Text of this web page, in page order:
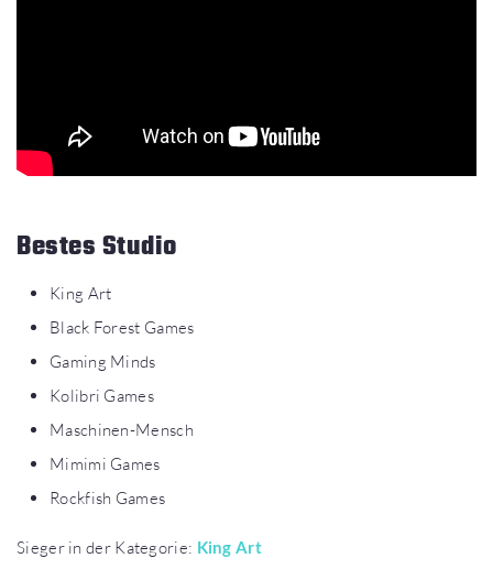
Bestes Studio
King Art
Black Forest Games
Gaming Minds
Kolibri Games
Maschinen-Mensch
Mimimi Games
Rockfish Games
Sieger in der Kategorie: King Art